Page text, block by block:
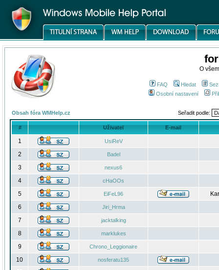
O
FAQ Hledat
Osobní nastavení
Obsah fóra WMHelp.cz Seřadit podle:
# Uživatel E-mail
1 UsiReV
2 Badel
3 nexus6
4 cHaOOs
5 EiFeL96
6
Jiri_Hrma
7 jacktalking
8 marklukes
9 Chrono_Leggionaire
10 nosferatu135